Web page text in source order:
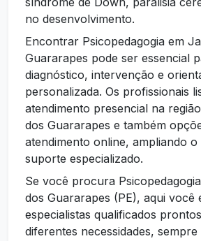
no desenvolvimento.
Encontrar Psicopedagogia em
Guararapes pode ser essencial
diagnóstico, intervenção e
personalizada. Os profissionais
atendimento presencial na
dos Guararapes e também
atendimento online, ampliando o
suporte especializado.
Se você procura
dos Guararapes (PE), aqui você
especialistas qualificados
diferentes necessidades,